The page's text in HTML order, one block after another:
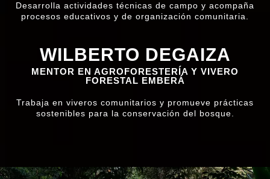
Desarrolla actividades técnicas de campo y acompaña
procesos educativos y de organización comunitaria.
WILBERTO DEGAIZA
MENTOR EN AGROFORESTERÍA Y VIVERO
FORESTAL EMBERÁ
Trabaja en viveros comunitarios y promueve prácticas
sostenibles para la conservación del bosque.